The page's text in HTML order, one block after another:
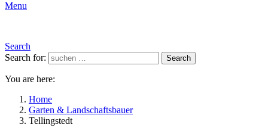
Menu
Search
Search for:
Search
You are here:
Home
Garten & Landschaftsbauer
Tellingstedt